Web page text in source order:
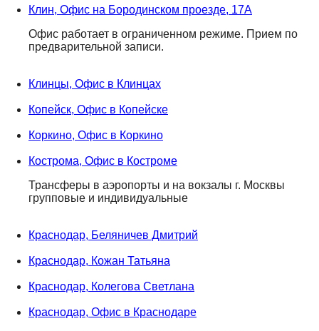
Клин, Офис на Бородинском проезде, 17А
Офис работает в ограниченном режиме. Прием по
предварительной записи.
Клинцы, Офис в Клинцах
Копейск, Офис в Копейске
Коркино, Офис в Коркино
Кострома, Офис в Костроме
Трансферы в аэропорты и на вокзалы г. Москвы
групповые и индивидуальные
Краснодар, Беляничев Дмитрий
Краснодар, Кожан Татьяна
Краснодар, Колегова Светлана
Краснодар, Офис в Краснодаре